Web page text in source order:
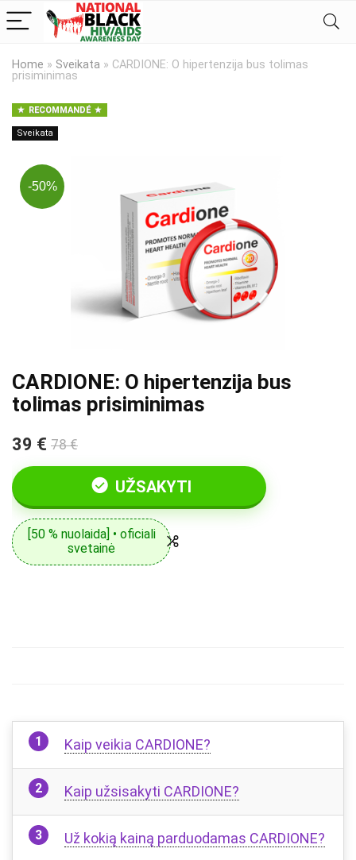
Home » Sveikata » CARDIONE: O hipertenzija bus tolimas
prisiminimas
RECOMMANDÉ
Sveikata
-50%
CARDIONE: O hipertenzija bus
tolimas prisiminimas
39 € 78 €
UŽSAKYTI
[50 % nuolaida] • oficiali
svetainė
Kaip veikia CARDIONE?
Kaip užsisakyti CARDIONE?
Už kokią kainą parduodamas CARDIONE?